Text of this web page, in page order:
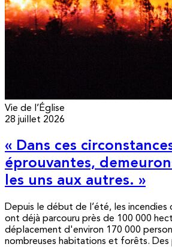
Vie de l’Église
28 juillet 2026
« Dans ces
éprouvantes,
les uns aux autres. »
Depuis le début de l’été, les incendies
ont déjà parcouru près de 100 000
déplacement d'environ 170 000
nombreuses habitations et forêts.